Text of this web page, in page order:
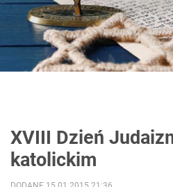
XVIII Dzień
katolickim